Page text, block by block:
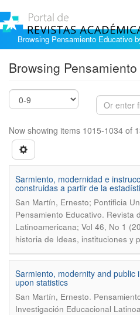
Browsing Pensamiento Educativo
Browsing
Now showing items 1015-1034 of
Sarmiento, modernidad e
construidas a partir de la
San Martín, Ernesto; Pontificia
Pensamiento Educativo. Revista
Latinoamericana; Vol 46, No 1
historia de Ideas, instituciones y
Sarmiento, modernity and public
upon statistics
San Martín, Ernesto.
Investigación Educacional